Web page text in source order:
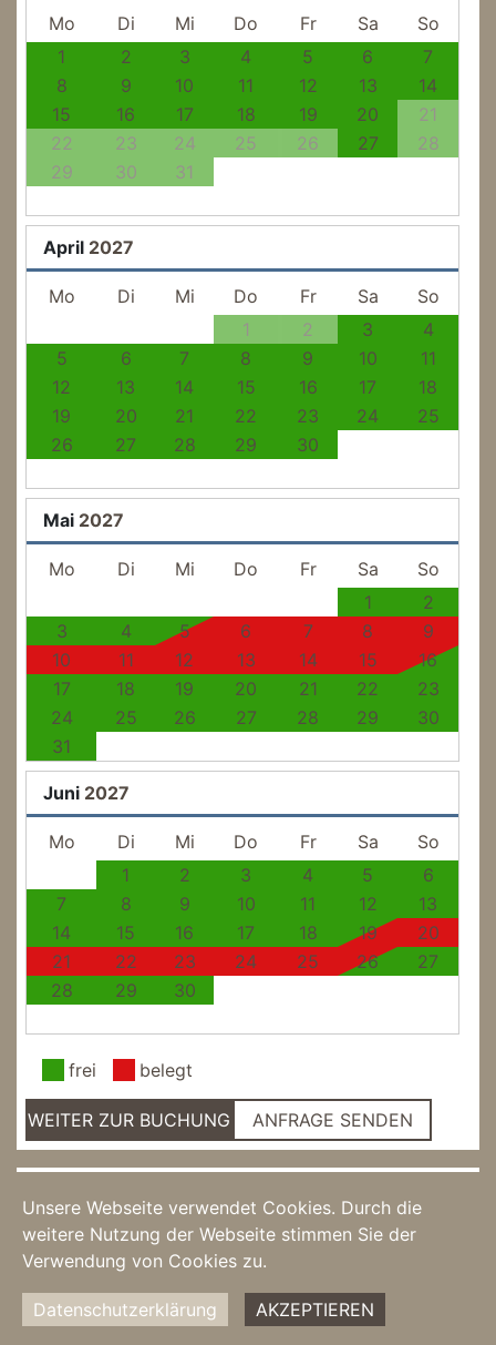
Unsere Webseite verwendet Cookies. Durch die
weitere Nutzung der Webseite stimmen Sie der
Verwendung von Cookies zu.
Datenschutzerklärung AKZEPTIEREN
Mo Di Mi Do Fr Sa
So
1
2 3 4 5 6
7
8
9 10 11 12 13
14
15
16 17 18 19 20
21
22
23 24 25 26 27
28
29
30 31
April 2027
Mo Di Mi Do Fr Sa
So
1
2 3
4
5
6 7 8 9 10
11
12
13 14 15 16 17
18
19
20 21 22 23 24
25
26
27 28 29 30
Mai 2027
Mo Di Mi Do Fr Sa
So
1
2
3
4 5 6 7 8
9
10
11 12 13 14 15
16
17
18 19 20 21 22
23
24
25 26 27 28 29
30
31
Juni 2027
Mo Di Mi Do Fr Sa
So
1
2 3 4 5
6
7
8 9 10 11 12
13
14
15 16 17 18 19
20
21
22 23 24 25 26
27
28
29 30
frei belegt
WEITER ZUR BUCHUNG ANFRAGE SENDEN
Ferienwohnung Pewsum
Greetsiel - Ferienwohnung